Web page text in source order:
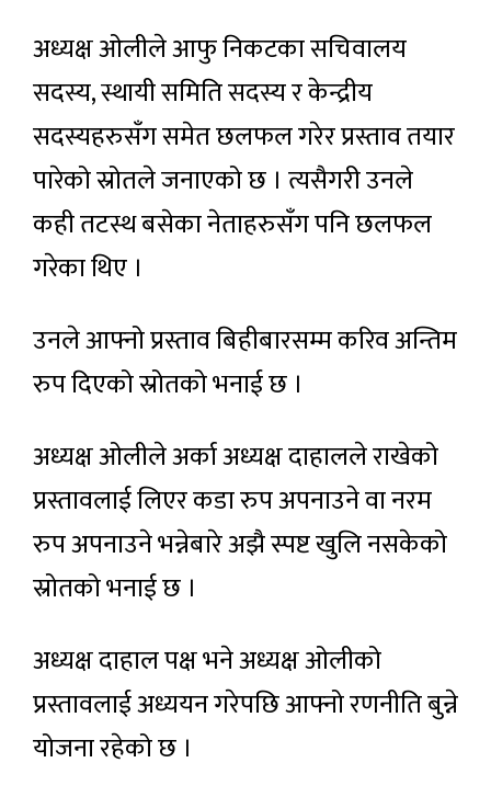
अध्यक्ष ओलीले आफु निकटका सचिवालय
सदस्य, स्थायी समिति सदस्य र केन्द्रीय
सदस्यहरुसँग समेत छलफल गरेर प्रस्ताव तयार
पारेको स्रोतले जनाएको छ । त्यसैगरी उनले
कही तटस्थ बसेका नेताहरुसँग पनि छलफल
गरेका थिए ।
उनले आफ्नो प्रस्ताव बिहीबारसम्म करिव अन्तिम
रुप दिएको स्रोतको भनाई छ ।
अध्यक्ष ओलीले अर्का अध्यक्ष दाहालले राखेको
प्रस्तावलाई लिएर कडा रुप अपनाउने वा नरम
रुप अपनाउने भन्नेबारे अझै स्पष्ट खुलि नसकेको
स्रोतको भनाई छ ।
अध्यक्ष दाहाल पक्ष भने अध्यक्ष ओलीको
प्रस्तावलाई अध्ययन गरेपछि आफ्नो रणनीति बुन्ने
योजना रहेको छ ।